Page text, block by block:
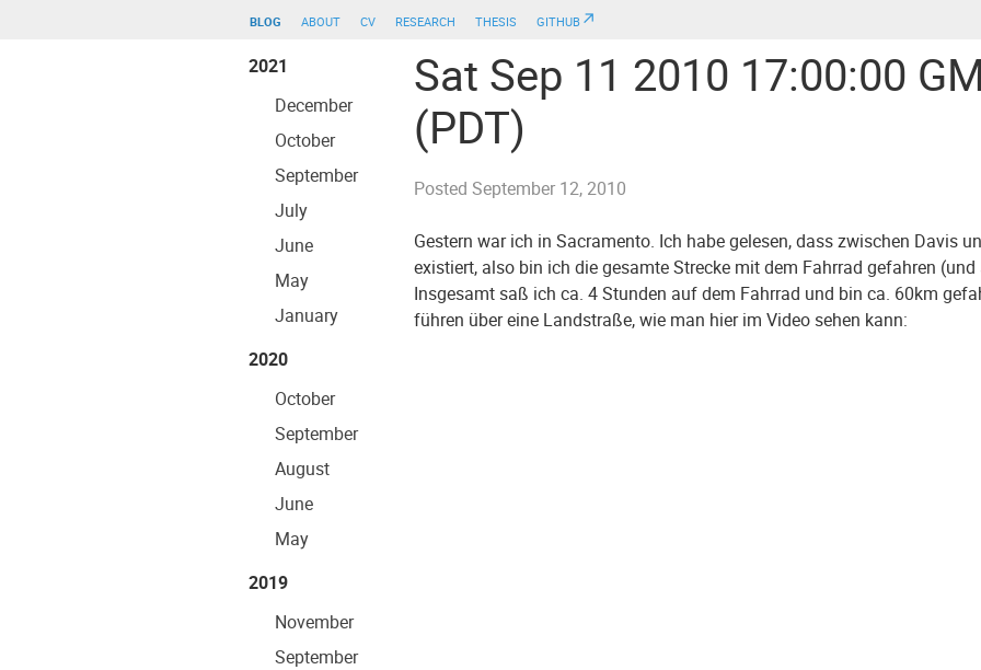
blog about cv research thesis
github↗
2021
December
October
September
July
June
May
January
2020
October
September
August
June
May
2019
November
September
Sat Sep 11 2010 17:00:00
(PDT)
Posted September 12, 2010
Gestern war ich in Sacramento. Ich habe gelesen, dass zwischen Davis
existiert, also bin ich die gesamte Strecke mit dem Fahrrad gefahren
Insgesamt saß ich ca. 4 Stunden auf dem Fahrrad und bin ca. 60km
führen über eine Landstraße, wie man hier im Video sehen kann: